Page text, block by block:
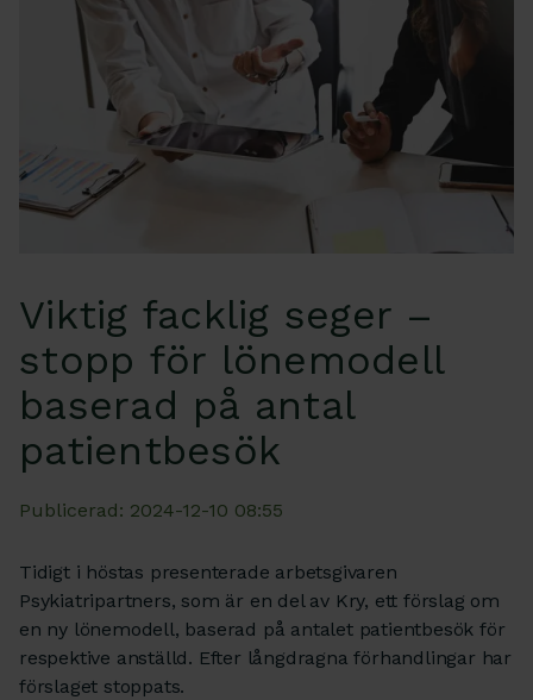
Viktig facklig seger –
stopp för lönemodell
baserad på antal
patientbesök
Publicerad: 2024-12-10 08:55
Tidigt i höstas presenterade arbetsgivaren
Psykiatripartners, som är en del av Kry, ett förslag om
en ny lönemodell, baserad på antalet patientbesök för
respektive anställd. Efter långdragna förhandlingar har
förslaget stoppats.